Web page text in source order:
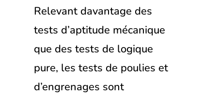
Relevant davantage des
tests d’aptitude mécanique
que des tests de logique
pure, les tests de poulies et
d’engrenages sont